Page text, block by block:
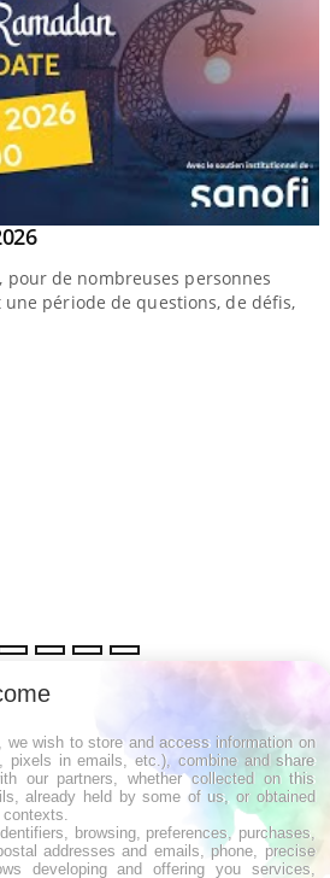
Youtube
pour de nombreuses personnes
période de questions, de défis,
orthostatique : quand la pression
au lever
: une déformation des globules
, we wish to store and access information on
pixels in emails, etc.), combine and share
our partners, whether collected on this
already held by some of us, or obtained
browsing, preferences, purchases,
addresses and emails, phone, precise
developing and offering you services,